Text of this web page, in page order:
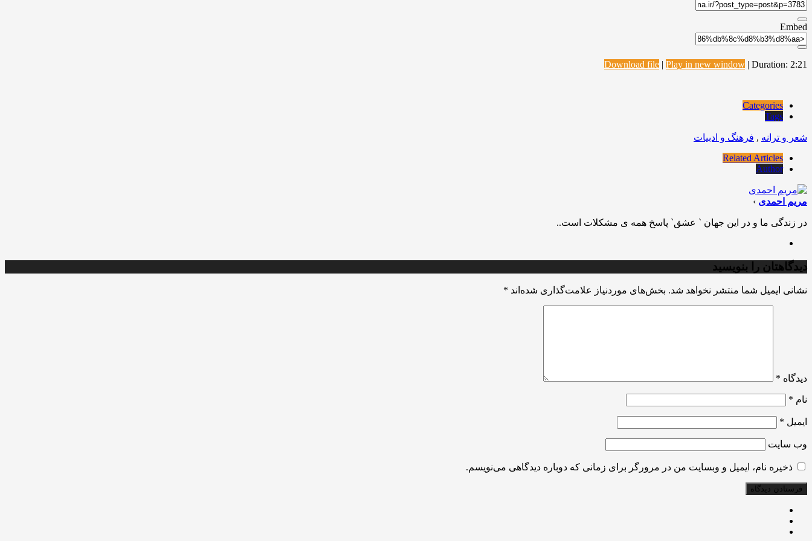
Embed
Download file | Play in new window | Duration: 2:21
Categories
Tags
شعر و ترانه , فرهنگ و ادبیات
Related Articles
Author
مریم احمدی ›
در زندگی ما و در این جهان ` عشق` پاسخ همه ی مشکلات است..
دیدگاهتان را بنویسید
نشانی ایمیل شما منتشر نخواهد شد. بخش‌های موردنیاز علامت‌گذاری شده‌اند *
دیدگاه *
نام *
ایمیل *
وب‌ سایت
ذخیره نام، ایمیل و وبسایت من در مرورگر برای زمانی که دوباره دیدگاهی می‌نویسم.